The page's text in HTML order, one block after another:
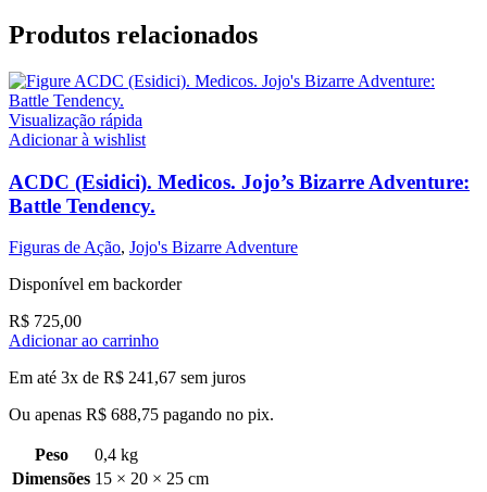
Produtos relacionados
Visualização rápida
Adicionar à wishlist
ACDC (Esidici). Medicos. Jojo’s Bizarre Adventure:
Battle Tendency.
Figuras de Ação, Jojo's Bizarre Adventure
Disponível em backorder
R$ 725,00
Adicionar ao carrinho
Em até 3x de R$ 241,67 sem juros
Ou apenas R$ 688,75 pagando no pix.
Peso
0,4 kg
Dimensões 15 × 20 × 25 cm